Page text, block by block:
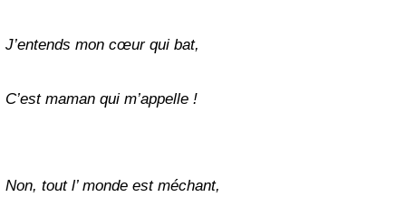
J’entends mon cœur qui bat,
C’est maman qui m’appelle !
Non, tout l’ monde est méchant,